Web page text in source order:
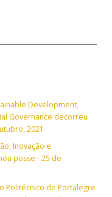
Development,
Governance decorreu
2021
Inovação e
posse - 25 de
Politécnico de Portalegre